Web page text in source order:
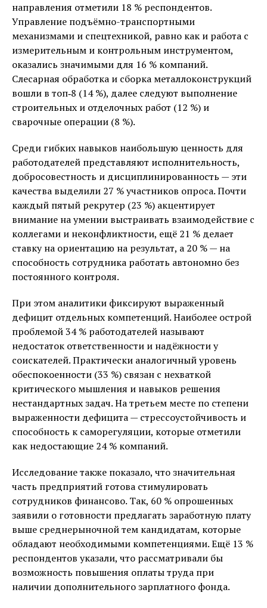
направления отметили 18 % респондентов.
Управление подъёмно-транспортными
механизмами и спецтехникой, равно как и работа с
измерительным и контрольным инструментом,
оказались значимыми для 16 % компаний.
Слесарная обработка и сборка металлоконструкций
вошли в топ‑8 (14 %), далее следуют выполнение
строительных и отделочных работ (12 %) и
сварочные операции (8 %).
Среди гибких навыков наибольшую ценность для
работодателей представляют исполнительность,
добросовестность и дисциплинированность — эти
качества выделили 27 % участников опроса. Почти
каждый пятый рекрутер (23 %) акцентирует
внимание на умении выстраивать взаимодействие с
коллегами и неконфликтности, ещё 21 % делает
ставку на ориентацию на результат, а 20 % — на
способность сотрудника работать автономно без
постоянного контроля.
При этом аналитики фиксируют выраженный
дефицит отдельных компетенций. Наиболее острой
проблемой 34 % работодателей называют
недостаток ответственности и надёжности у
соискателей. Практически аналогичный уровень
обеспокоенности (33 %) связан с нехваткой
критического мышления и навыков решения
нестандартных задач. На третьем месте по степени
выраженности дефицита — стрессоустойчивость и
способность к саморегуляции, которые отметили
как недостающие 24 % компаний.
Исследование также показало, что значительная
часть предприятий готова стимулировать
сотрудников финансово. Так, 60 % опрошенных
заявили о готовности предлагать заработную плату
выше среднерыночной тем кандидатам, которые
обладают необходимыми компетенциями. Ещё 13 %
респондентов указали, что рассматривали бы
возможность повышения оплаты труда при
наличии дополнительного зарплатного фонда.